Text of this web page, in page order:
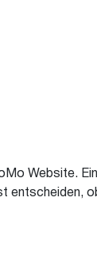
Website.
entscheiden,